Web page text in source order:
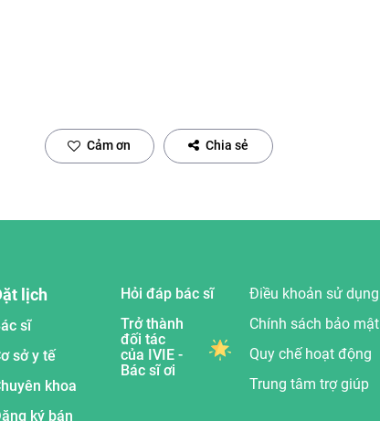
Cảm ơn Chia sẻ
lịch
sĩ
sở y tế
khoa
ký bán
Hỏi đáp bác sĩ
Trở thành
đối tác
của IVIE -
Bác sĩ ơi
Điều khoản sử dụng
Chính sách bảo mật
Quy chế hoạt động
Trung tâm trợ giúp